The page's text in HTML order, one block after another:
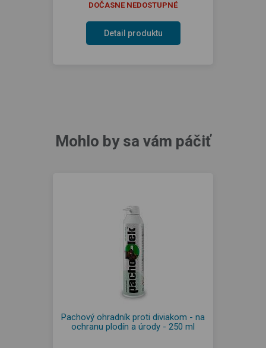
DOČASNE NEDOSTUPNÉ
Detail produktu
Mohlo by sa vám páčiť
Pachový ohradník proti diviakom - na
ochranu plodín a úrody - 250 ml